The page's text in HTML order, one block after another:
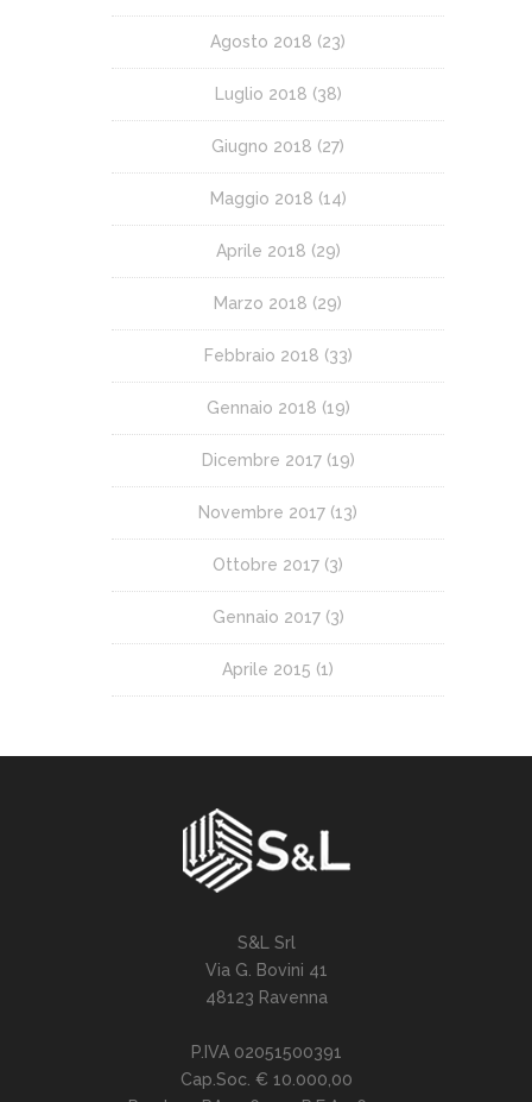
Agosto 2018 (23)
Luglio 2018 (38)
Giugno 2018 (27)
Maggio 2018 (14)
Aprile 2018 (29)
Marzo 2018 (29)
Febbraio 2018 (33)
Gennaio 2018 (19)
Dicembre 2017(19)
Novembre 2017 (13)
Ottobre 2017 (3)
Gennaio 2017(3)
Aprile 2015 (1)
S&L Srl
Via G. Bovini 41
48123 Ravenna
P.IVA 02051500391
Cap.Soc. € 10.000,00